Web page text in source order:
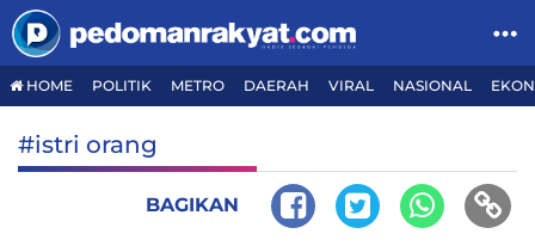
HOME POLITIK METRO DAERAH VIRAL NASIONAL
#istri orang
BAGIKAN